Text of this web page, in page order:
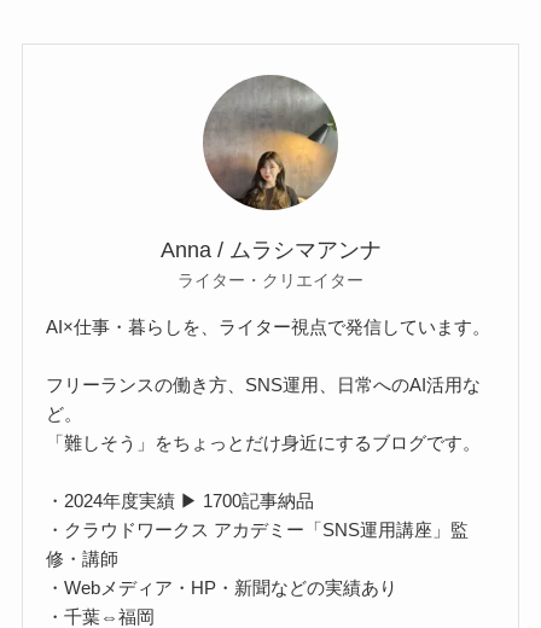
Anna / ムラシマアンナ
ライター・クリエイター
AI×仕事・暮らしを、ライター視点で発信しています。
フリーランスの働き方、SNS運用、日常へのAI活用な
ど。
「難しそう」をちょっとだけ身近にするブログです。
・2024年度実績 ▶ 1700記事納品
・クラウドワークス アカデミー「SNS運用講座」監
修・講師
・Webメディア・HP・新聞などの実績あり
・千葉⇔福岡